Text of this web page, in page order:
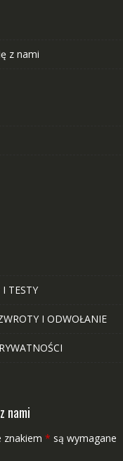
z nami
I TESTY
I ODWOŁANIE
nami
znakiem * są wymagane